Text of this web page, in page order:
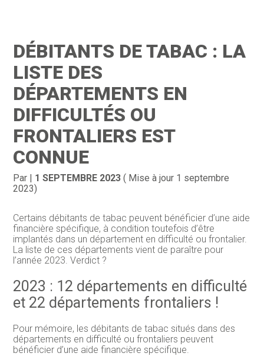
Gestion au quotidien
Financement & trésorerie
Pilotage d’entreprise
Entreprise en difficultés
Compta
Social & RH
Juridique
Documents
Dématérialisation / collecte
DÉBITANTS DE TABAC : LA
LISTE DES
DÉPARTEMENTS EN
DIFFICULTÉS OU
FRONTALIERS EST
CONNUE
Par | 1 SEPTEMBRE 2023 ( Mise à jour 1 septembre
2023)
Certains débitants de tabac peuvent bénéficier d’une aide
financière spécifique, à condition toutefois d’être
implantés dans un département en difficulté ou frontalier.
La liste de ces départements vient de paraître pour
l’année 2023. Verdict ?
2023 : 12 départements en difficulté
et 22 départements frontaliers !
Pour mémoire, les débitants de tabac situés dans des
départements en difficulté ou frontaliers peuvent
bénéficier d’une aide financière spécifique.